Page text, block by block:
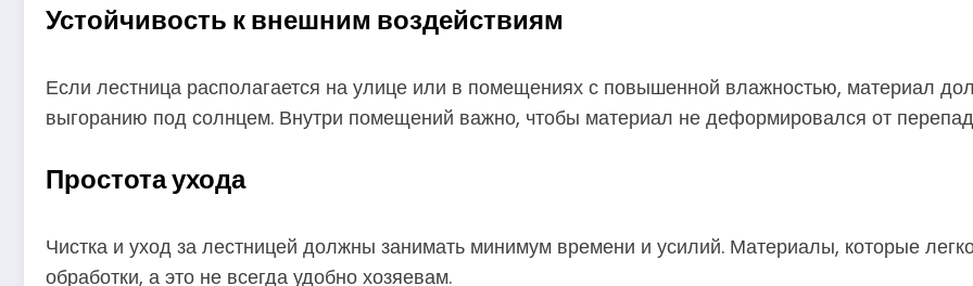
Устойчивость к внешним воздействиям
Если лестница располагается на улице или в помещениях с повышенной влажностью, материал
выгоранию под солнцем. Внутри помещений важно, чтобы материал не деформировался от
Простота ухода
Чистка и уход за лестницей должны занимать минимум времени и усилий. Материалы, которые
обработки, а это не всегда удобно хозяевам.